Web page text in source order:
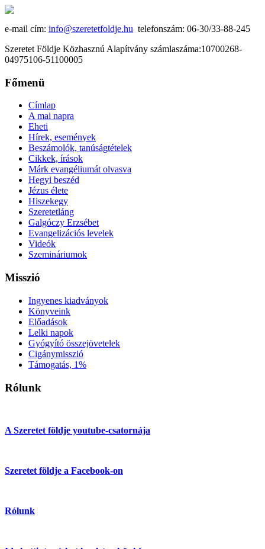
e-mail cím: info@szeretetfoldje.hu telefonszám: 06-30/33-88-245
Szeretet Földje Közhasznú Alapítvány számlaszáma:10700268-
04975106-51100005
Főmenü
Címlap
A mai napra
Eheti
Hírek, események
Beszámolók, tanúságtételek
Cikkek, írások
Márk evangéliumát olvasva
Hegyi beszéd
Jézus élete
Hiszekegy
Szeretetláng
Galgóczy Erzsébet
Evangelizációs levelek
Videók
Szemináriumok
Misszió
Ingyenes kiadványok
Könyveink
Előadások
Lelki napok
Gyógyító összejövetelek
Cigánymisszió
Támogatás, 1%
Rólunk
A Szeretet földje youtube-csatornája
Szeretet földje a Facebook-on
Rólunk